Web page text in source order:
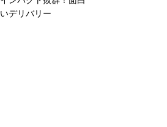
いデリバリー